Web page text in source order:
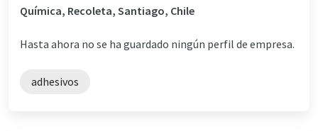
Química, Recoleta, Santiago, Chile
Hasta ahora no se ha guardado ningún perfil de empresa.
adhesivos